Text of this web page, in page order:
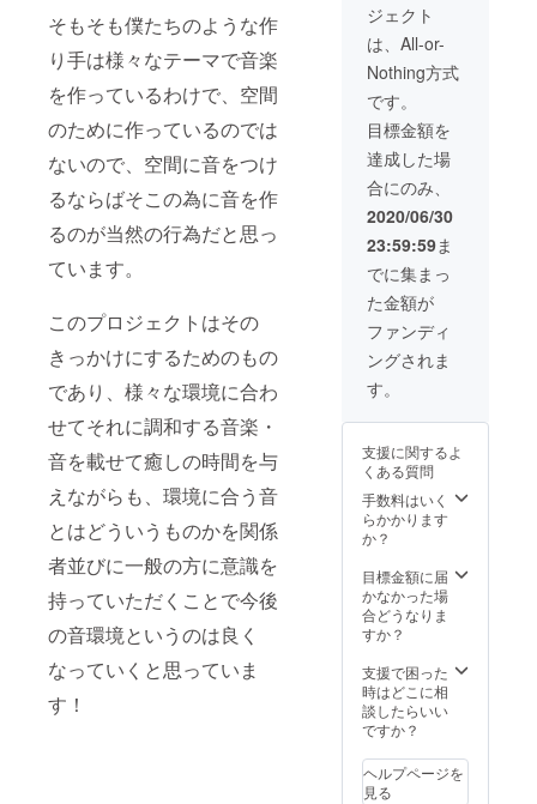
そもそも僕たちのような作
り手は様々なテーマで音楽
を作っているわけで、空間
のために作っているのでは
ないので、空間に音をつけ
るならばそこの為に音を作
るのが当然の行為だと思っ
ています。
このプロジェクトはその
きっかけにするためのもの
であり、様々な環境に合わ
せてそれに調和する音楽・
音を載せて癒しの時間を与
えながらも、環境に合う音
とはどういうものかを関係
者並びに一般の方に意識を
持っていただくことで今後
の音環境というのは良く
なっていくと思っていま
す！
す。 ※動画と音
源の著作権につ
いては制作者に
帰属する
ジェクト
は、All-or-
Nothing方式
です。
目標金額を
達成した場
合にのみ、
2020/06/30
23:59:59ま
でに集まっ
た金額が
ファンディ
ングされま
す。
支援に関するよ
くある質問
手数料はいく
らかかります
か？
目標金額に届
かなかった場
合どうなりま
すか？
支援で困った
時はどこに相
談したらいい
ですか？
ヘルプページを
見る